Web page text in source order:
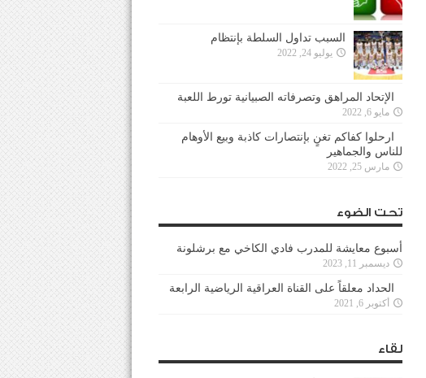
السبب تداول السلطة بإنتظام
يوليو 24, 2022
الإتحاد المراهق وتصرفاته الصبيانية تورط اللعبة
مايو 6, 2022
ارحلوا كفاكم تغنٍ بإنتصارات كاذبة وبيع الأوهام
للناس والجماهير
مارس 25, 2022
تحت الضوء
أسبوع معايشة للمدرب فادي الكاخي مع برشلونة
ديسمبر 11, 2023
الحداد معلقاً على القناة العراقية الرياضية الرابعة
أكتوبر 6, 2021
لقاء